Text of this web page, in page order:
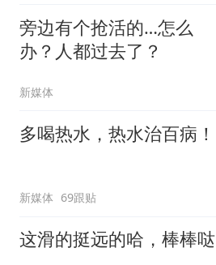
旁边有个抢活的…怎么
办？人都过去了？
新媒体
多喝热水，热水治百病！
新媒体 69跟贴
这滑的挺远的哈，棒棒哒